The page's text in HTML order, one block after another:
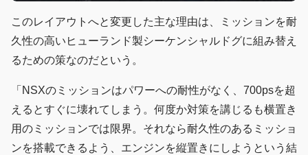
このレイアウトへと変更した主な理由は、ミッションを耐
久性の高いヒューランド製シーケンシャルドグに組み替え
るための策なのだという。
「NSXのミッションはパワーへの耐性がなく、700psを超
えるとすぐに壊れてしまう。何度か対策を講じるも横置き
用のミッションでは限界。それなら耐久性のあるミッショ
ンを搭載できるよう、エンジンを縦置きにしようという結